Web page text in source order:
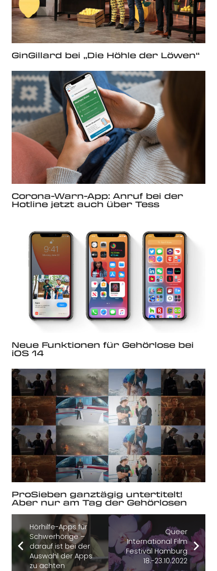
GinGillard bei „Die Höhle der Löwen“
Corona-Warn-App: Anruf bei der
Hotline jetzt auch über Tess
Neue Funktionen für Gehörlose bei
iOS 14
ProSieben ganztägig untertitelt!
Aber nur am Tag der Gehörlosen
Hörhilfe-Apps für
Schwerhörige –
darauf ist bei der
Auswahl der Apps
zu achten
Queer
International Film
Festival Hamburg
18.-23.10.2022